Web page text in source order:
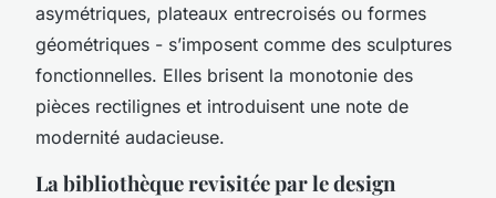
asymétriques, plateaux entrecroisés ou formes
géométriques - s’imposent comme des sculptures
fonctionnelles. Elles brisent la monotonie des
pièces rectilignes et introduisent une note de
modernité audacieuse.
La bibliothèque revisitée par le design